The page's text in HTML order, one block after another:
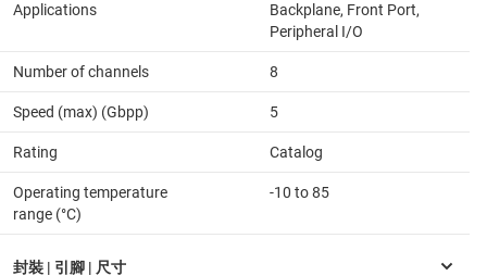
Applications
Backplane, Front Port,
Peripheral I/O
Number of channels 8
Speed (max) (Gbpp) 5
Rating Catalog
Operating temperature
range (°C)
-10 to 85